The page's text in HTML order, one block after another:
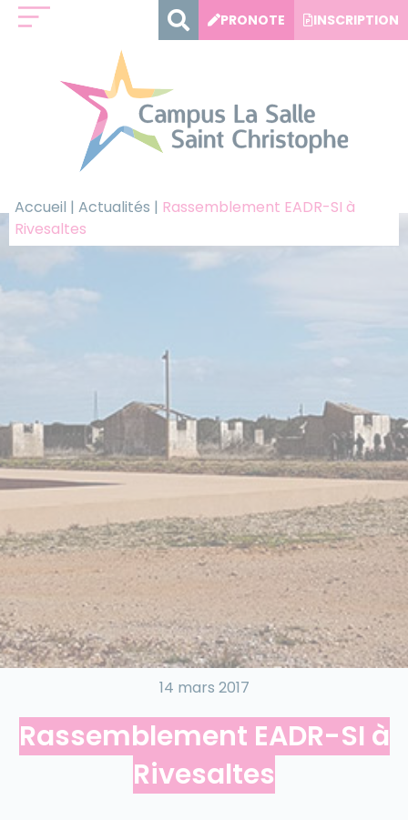
PRONOTE INSCRIPTION
Accueil | Actualités | Rassemblement EADR-SI à
Rivesaltes
14 mars 2017
Rassemblement EADR-SI à
Rivesaltes
Panneau de gestion des cookies